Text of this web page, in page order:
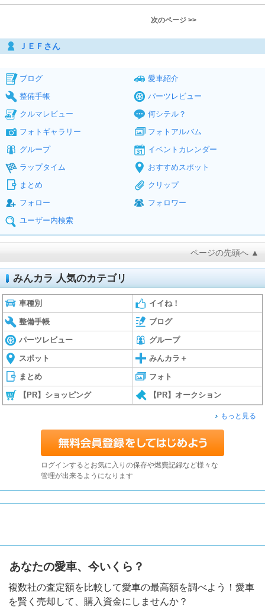
次のページ >>
ＪＥＦさん
ブログ
愛車紹介
整備手帳
パーツレビュー
クルマレビュー
何シテル？
フォトギャラリー
フォトアルバム
グループ
イベントカレンダー
ラップタイム
おすすめスポット
まとめ
クリップ
フォロー
フォロワー
ユーザー内検索
ページの先頭へ ▲
みんカラ 人気のカテゴリ
車種別 イイね！
整備手帳 ブログ
パーツレビュー グループ
スポット みんカラ＋
まとめ フォト
【PR】ショッピング 【PR】オークション
もっと見る
ログインするとお気に入りの保存や燃費記録など様々な
管理が出来るようになります
あなたの愛車、今いくら？
複数社の査定額を比較して愛車の最高額を調べよう！愛車
を賢く売却して、購入資金にしませんか？